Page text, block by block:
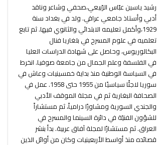
رشید یاسین عبّاس الرّبيعي،صحفي وشاعر وناقد
أدبي وأستاذ جامعي عراقي. ولد في بغداد سنة
1929،وأكمل تعليمه الابتدائي والثانوي فيها. ثم تابع
تعلميه في علوم المسرح في بلغاريا فنال
البكالوريوس، وحاصل على شهادة الدراسات العليا
في الفلسفة وعلم الجمال من جامعة صوفيا. انخرط
في السياسة الوطنية منذ بداية خمسينيات وعاش في
سوريا لاجئًا سياسيًا من 1955 حتى 1958. عمل في
الصحافة البغارية ثم في مجلة الموقف الأدبي
والجندي السورية ومشاورًا درامياً، ثم مستشاراً
للشؤون الفنيّة في دائرة السينما والمسرح في
العراق. ثم مستشارًا لمجلة آفاق عربية. بدأ بنشر
قصائده منذ أواسط الأربعينيات وكان من أوائل الذين